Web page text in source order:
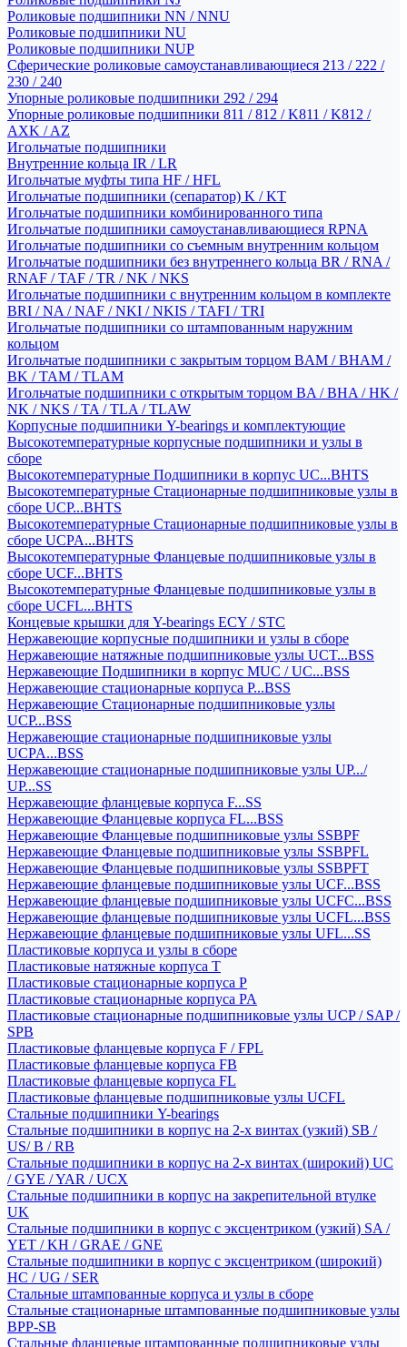
Роликовые подшипники NN / NNU
Роликовые подшипники NU
Роликовые подшипники NUP
Сферические роликовые самоустанавливающиеся 213 / 222 /
230 / 240
Упорные роликовые подшипники 292 / 294
Упорные роликовые подшипники 811 / 812 / K811 / K812 /
AXK / AZ
Игольчатые подшипники
Внутренние кольца IR / LR
Игольчатые муфты типа HF / HFL
Игольчатые подшипники (сепаратор) K / KT
Игольчатые подшипники комбинированного типа
Игольчатые подшипники самоустанавливающиеся RPNA
Игольчатые подшипники со съемным внутренним кольцом
Игольчатые подшипники без внутреннего кольца BR / RNA /
RNAF / TAF / TR / NK / NKS
Игольчатые подшипники с внутренним кольцом в комплекте
BRI / NA / NAF / NKI / NKIS / TAFI / TRI
Игольчатые подшипники со штампованным наружним
кольцом
Игольчатые подшипники с закрытым торцом BAM / BHAM /
BK / TAM / TLAM
Игольчатые подшипники с открытым торцом BA / BHA / HK /
NK / NKS / TA / TLA / TLAW
Корпусные подшипники Y-bearings и комплектующие
Высокотемпературные корпусные подшипники и узлы в
сборе
Высокотемпературные Подшипники в корпус UC...BHTS
Высокотемпературные Стационарные подшипниковые узлы в
сборе UCP...BHTS
Высокотемпературные Стационарные подшипниковые узлы в
сборе UCPA...BHTS
Высокотемпературные Фланцевые подшипниковые узлы в
сборе UCF...BHTS
Высокотемпературные Фланцевые подшипниковые узлы в
сборе UCFL...BHTS
Концевые крышки для Y-bearings ECY / STC
Нержавеющие корпусные подшипники и узлы в сборе
Нержавеющие натяжные подшипниковые узлы UCT...BSS
Нержавеющие Подшипники в корпус MUC / UC...BSS
Нержавеющие стационарные корпуса P...BSS
Нержавеющие Стационарные подшипниковые узлы
UCP...BSS
Нержавеющие стационарные подшипниковые узлы
UCPA...BSS
Нержавеющие стационарные подшипниковые узлы UP.../
UP...SS
Нержавеющие фланцевые корпуса F...SS
Нержавеющие Фланцевые корпуса FL...BSS
Нержавеющие Фланцевые подшипниковые узлы SSBPF
Нержавеющие Фланцевые подшипниковые узлы SSBPFL
Нержавеющие Фланцевые подшипниковые узлы SSBPFT
Нержавеющие фланцевые подшипниковые узлы UCF...BSS
Нержавеющие фланцевые подшипниковые узлы UCFC...BSS
Нержавеющие фланцевые подшипниковые узлы UCFL...BSS
Нержавеющие фланцевые подшипниковые узлы UFL...SS
Пластиковые корпуса и узлы в сборе
Пластиковые натяжные корпуса T
Пластиковые стационарные корпуса P
Пластиковые стационарные корпуса PA
Пластиковые стационарные подшипниковые узлы UCP / SAP /
SPB
Пластиковые фланцевые корпуса F / FPL
Пластиковые фланцевые корпуса FB
Пластиковые фланцевые корпуса FL
Пластиковые фланцевые подшипниковые узлы UCFL
Стальные подшипники Y-bearings
Стальные подшипники в корпус на 2-х винтах (узкий) SB /
US/ B / RB
Стальные подшипники в корпус на 2-х винтах (широкий) UC
/ GYE / YAR / UCX
Стальные подшипники в корпус на закрепительной втулке
UK
Стальные подшипники в корпус с эксцентриком (узкий) SA /
YET / KH / GRAE / GNE
Стальные подшипники в корпус с эксцентриком (широкий)
HC / UG / SER
Стальные штампованные корпуса и узлы в сборе
Стальные стационарные штампованные подшипниковые узлы
BPP-SB
Стальные фланцевые штампованные подшипниковые узлы